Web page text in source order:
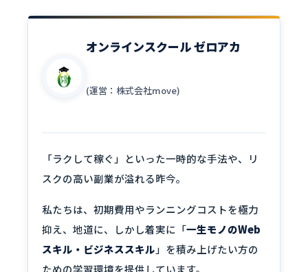
オンラインスクール ゼロアカ
(運営：株式会社move)
「ラクして稼ぐ」といった一時的な手法や、リ
スクの高い副業が溢れる昨今。
私たちは、初期費用やランニングコストを極力
抑え、地道に、しかし着実に「一生モノのWeb
スキル・ビジネススキル」を積み上げたい方の
ための学習環境を提供しています。